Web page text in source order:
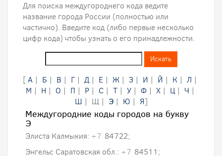
Для поиска междугороднего кода ведите
название города России (полностью или
частично). Введите код (либо первые несколько
цифр кода) чтобы узнать о его принадлежности.
[А | Б | В | Г | Д | Е | Ж | З | И | Й | К | Л |
М | Н | О | П | Р| С| Т| У| Ф| Х| Ц| Ч |
Ш | Щ | Э| Ю | Я]
Междугородние коды городов на букву
Э
Элиста Калмыкия: +7 84722;
Энгельс Саратовская обл.: +7 84511;